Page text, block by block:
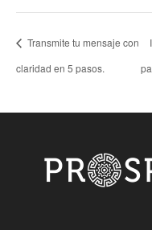
Transmite tu mensaje con
claridad en 5 pasos.